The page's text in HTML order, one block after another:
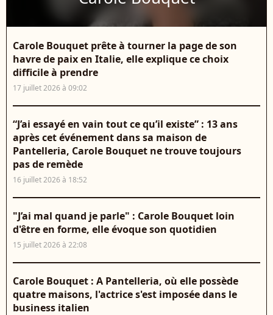
Carole Bouquet prête à tourner la page de son
havre de paix en Italie, elle explique ce choix
difficile à prendre
17 juillet 2026 à 09:02
“J’ai essayé en vain tout ce qu’il existe” : 13 ans
après cet événement dans sa maison de
Pantelleria, Carole Bouquet ne trouve toujours
pas de remède
16 juillet 2026 à 18:52
"J’ai mal quand je parle" : Carole Bouquet loin
d'être en forme, elle évoque son quotidien
15 juillet 2026 à 22:08
Carole Bouquet : A Pantelleria, où elle possède
quatre maisons, l'actrice s'est imposée dans le
business italien